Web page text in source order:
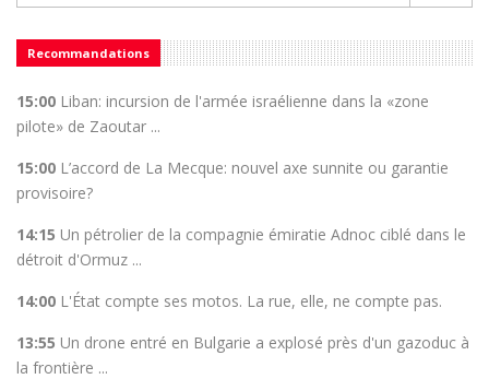
Recommandations
15:00 Liban: incursion de l'armée israélienne dans la «zone
pilote» de Zaoutar ...
15:00 L’accord de La Mecque: nouvel axe sunnite ou garantie
provisoire?
14:15 Un pétrolier de la compagnie émiratie Adnoc ciblé dans le
détroit d'Ormuz ...
14:00 L'État compte ses motos. La rue, elle, ne compte pas.
13:55 Un drone entré en Bulgarie a explosé près d'un gazoduc à
la frontière ...